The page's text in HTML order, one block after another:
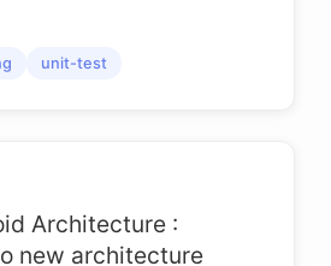
unit-test
Architecture :
new architecture